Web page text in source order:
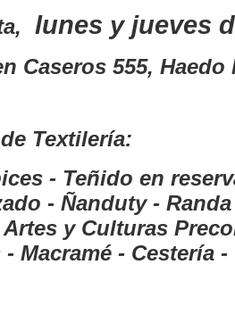
lunes y jueves
Caseros 555, Haedo
Textilería:
- Teñido en
- Ñanduty -
y Culturas
Macramé - Cestería